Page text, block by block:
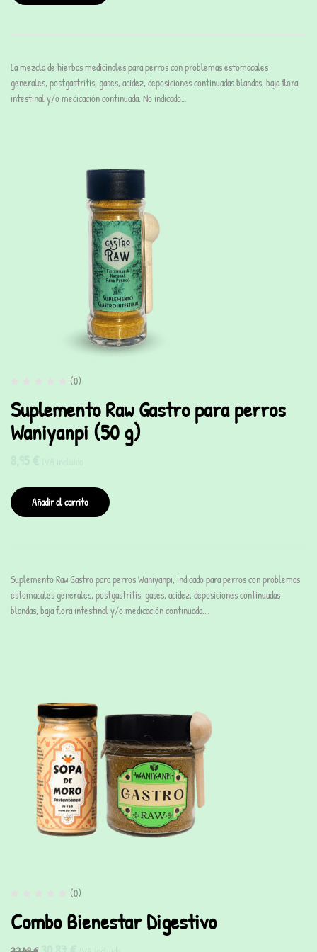
La mezcla de hierbas medicinales para perros con problemas estomacales
generales, postgastritis, gases, acidez, deposiciones continuadas blandas, baja flora
intestinal y/o medicación continuada. No indicado…
(0)
Suplemento Raw Gastro para perros
Waniyanpi (50 g)
Añadir al carrito
Suplemento Raw Gastro para perros Waniyanpi, indicado para perros con problemas
estomacales generales, postgastritis, gases, acidez, deposiciones continuadas
blandas, baja flora intestinal y/o medicación continuada.…
(0)
Combo Bienestar Digestivo